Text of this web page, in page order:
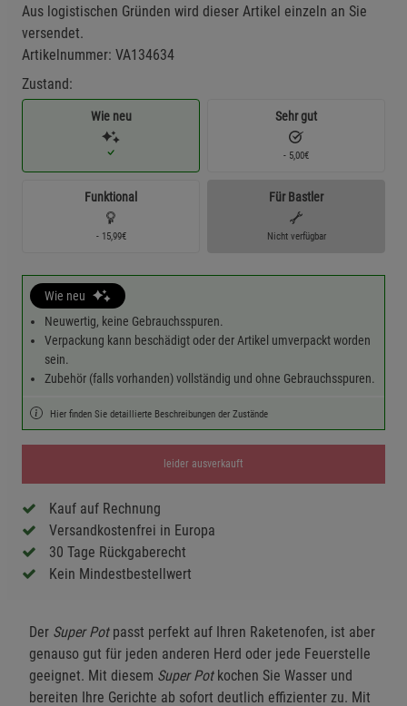
Aus logistischen Gründen wird dieser Artikel einzeln an Sie
versendet.
Artikelnummer: VA134634
Zustand:
Wie neu Sehr gut
- 5,00€
Funktional
- 15,99€
Für Bastler
Nicht verfügbar
Wie neu
Neuwertig, keine Gebrauchsspuren.
Verpackung kann beschädigt oder der Artikel umverpackt worden
sein.
Zubehör (falls vorhanden) vollständig und ohne Gebrauchsspuren.
Hier finden Sie detaillierte Beschreibungen der Zustände
leider ausverkauft
Kauf auf Rechnung
Versandkostenfrei in Europa
30 Tage Rückgaberecht
Kein Mindestbestellwert
Der Super Potpasst perfekt auf Ihren Raketenofen, ist aber
genauso gut für jeden anderen Herd oder jede Feuerstelle
geeignet. Mit diesem Super Potkochen Sie Wasser und
bereiten Ihre Gerichte ab sofort deutlich effizienter zu. Mit